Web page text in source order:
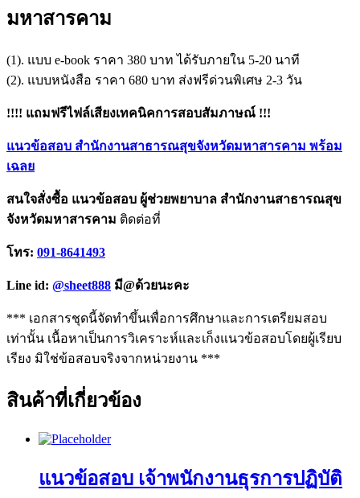
มหาสารคาม
(1). แบบ e-book ราคา 380 บาท ได้รับภายใน 5-20 นาที
(2). แบบหนังสือ ราคา 680 บาท ส่งฟรีด่วนพิเศษ 2-3 วัน
!!!! แถมฟรีไฟล์เสียงเทคนิคการสอบสัมภาษณ์ !!!
แนวข้อสอบ สำนักงานสาธารณสุขจังหวัดมหาสารคาม พร้อม
เฉลย
สนใจสั่งซื้อ แนวข้อสอบ ผู้ช่วยพยาบาล สำนักงานสาธารณสุข
จังหวัดมหาสารคาม ติดต่อที่
โทร: 091-8641493
Line id: @sheet888 มี@ด้วยนะคะ
*** เอกสารชุดนี้จัดทำขึ้นเพื่อการศึกษาและการเตรียมสอบ
เท่านั้น เนื้อหาเป็นการวิเคราะห์และเก็งแนวข้อสอบโดยผู้เรียบ
เรียง มิใช่ข้อสอบจริงจากหน่วยงาน ***
สินค้าที่เกี่ยวข้อง
แนวข้อสอบ เจ้าพนักงานธุรการปฏิบัติ